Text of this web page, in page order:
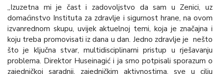
„Izuzetna mi je čast i zadovoljstvo da sam u Zenici, uz
domaćinstvo Instituta za zdravlje i sigurnost hrane, na ovom
izvanrednom skupu, uvijek aktuelnoj temi, koja je značajna i
koju treba promovisati iz dana u dan. Jedno zdravlje je nešto
što je ključna stvar, multidisciplinarni pristup u rješavanju
problema. Direktor Huseinagić i ja smo potpisali sporazum o
zajedničkoj saradnji, zajedničkim aktivnostima, sve u cilju